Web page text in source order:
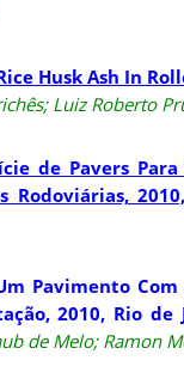
Husk Ash In
Luiz Roberto
de Pavers
Rodoviárias,
Pavimento Com
2010, Rio de
de Melo; Ramon